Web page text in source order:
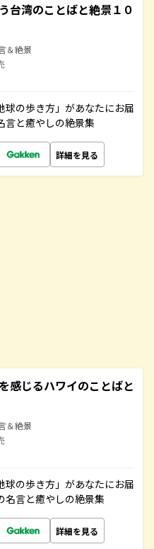
台湾のことばと絶景１０
＆絶景
の歩き方」があなたにお届
言と癒やしの絶景集
詳細を見る
感じるハワイのことばと
＆絶景
の歩き方」があなたにお届
名言と癒やしの絶景集
詳細を見る